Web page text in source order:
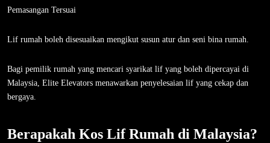
Pemasangan Tersuai
Lif rumah boleh disesuaikan mengikut susun atur dan seni bina rumah.
Bagi pemilik rumah yang mencari syarikat lif yang boleh dipercayai di
Malaysia, Elite Elevators menawarkan penyelesaian lif yang cekap dan
bergaya.
Berapakah Kos Lif Rumah di Malaysia?